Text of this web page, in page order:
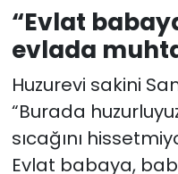
“Evlat
evlada
Huzurevi sakini
“Burada
sıcağını
Evlat babaya,